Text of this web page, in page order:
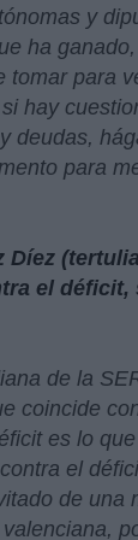
y
ha
tomar para
hay
deudas,
para
Díez
el déficit,
de la
coincide
es lo
el
de una